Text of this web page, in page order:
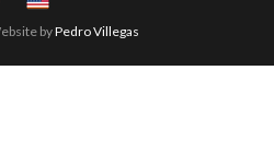
byPedro Villegas